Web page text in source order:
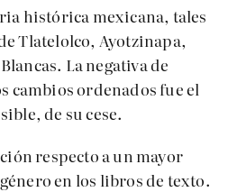
histórica mexicana, tales
Tlatelolco, Ayotzinapa,
La negativa de
cambios ordenados fue el
de su cese.
respecto a un mayor
en los libros de texto.